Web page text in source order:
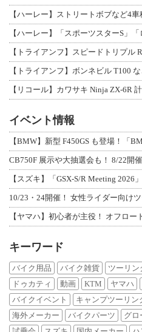
【ハーレー】ストリートボブなど4
【トライアンフ】スピードトリプル
【リコール】カワサキ Ninja ZX-6R
イベント情報
【BMW】新型 F450GS も登場！「
CB750F 展示や大抽選会も！ 8/22開
【スズキ】「GSX-S/R Meeting
10/23・24開催！ 女性ライダー向け
【ヤマハ】初心者が主役！ オフロ
キーワード
バイク用品 バイク雑貨 ツーリン
ドゥカティ
動画 KTM ヤマハ
バイクイベント
キャンプツーリン
海外メーカー
バイクパーツ グロ